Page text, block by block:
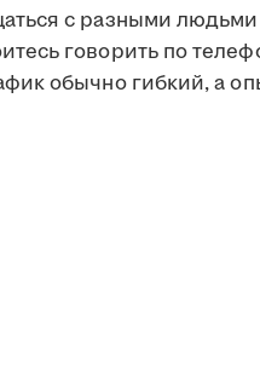
с разными
говорить по
обычно гибкий, а